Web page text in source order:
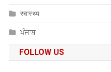
स्वास्थ्य
ਪੰਜਾਬ
FOLLOW US